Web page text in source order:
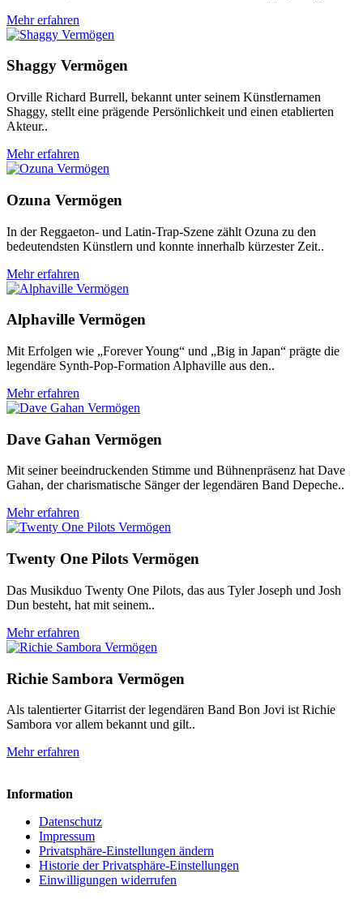
Mehr erfahren
Shaggy Vermögen
Orville Richard Burrell, bekannt unter seinem Künstlernamen
Shaggy, stellt eine prägende Persönlichkeit und einen etablierten
Akteur..
Mehr erfahren
Ozuna Vermögen
In der Reggaeton- und Latin-Trap-Szene zählt Ozuna zu den
bedeutendsten Künstlern und konnte innerhalb kürzester Zeit..
Mehr erfahren
Alphaville Vermögen
Mit Erfolgen wie „Forever Young“ und „Big in Japan“ prägte die
legendäre Synth-Pop-Formation Alphaville aus den..
Mehr erfahren
Dave Gahan Vermögen
Mit seiner beeindruckenden Stimme und Bühnenpräsenz hat Dave
Gahan, der charismatische Sänger der legendären Band Depeche..
Mehr erfahren
Twenty One Pilots Vermögen
Das Musikduo Twenty One Pilots, das aus Tyler Joseph und Josh
Dun besteht, hat mit seinem..
Mehr erfahren
Richie Sambora Vermögen
Als talentierter Gitarrist der legendären Band Bon Jovi ist Richie
Sambora vor allem bekannt und gilt..
Mehr erfahren
Information
Datenschutz
Impressum
Privatsphäre-Einstellungen ändern
Historie der Privatsphäre-Einstellungen
Einwilligungen widerrufen